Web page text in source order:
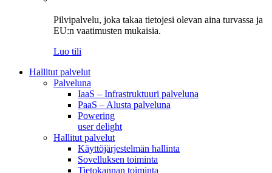
Pilvipalvelu, joka takaa tietojesi olevan aina turvassa ja
EU:n vaatimusten mukaisia.
Luo tili
Hallitut palvelut
Palveluna
IaaS – Infrastruktuuri palveluna
PaaS – Alusta palveluna
Powering
user delight
Hallitut palvelut
Käyttöjärjestelmän hallinta
Sovelluksen toiminta
Tietokannan toiminta